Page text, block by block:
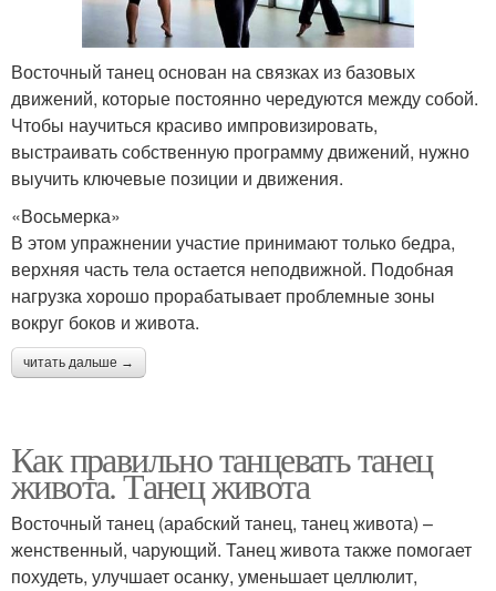
Восточный танец основан на связках из базовых
движений, которые постоянно чередуются между собой.
Чтобы научиться красиво импровизировать,
выстраивать собственную программу движений, нужно
выучить ключевые позиции и движения.
«Восьмерка»
В этом упражнении участие принимают только бедра,
верхняя часть тела остается неподвижной. Подобная
нагрузка хорошо прорабатывает проблемные зоны
вокруг боков и живота.
читать дальше →
Как правильно танцевать танец
живота. Танец живота
Восточный танец (арабский танец, танец живота) –
женственный, чарующий. Танец живота также помогает
похудеть, улучшает осанку, уменьшает целлюлит,